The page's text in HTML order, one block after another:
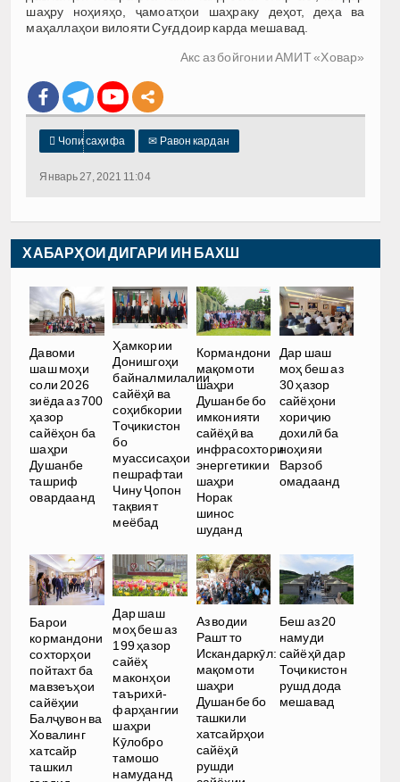
шаҳру ноҳияҳо, ҷамоатҳои шаҳраку деҳот, деҳа ва
маҳаллаҳои вилояти Суғд доир карда мешавад.
Акс аз бойгонии АМИТ «Ховар»
 Чопи саҳифа ✉ Равон кардан
Январь 27, 2021 11:04
ХАБАРҲОИ ДИГАРИ ИН БАХШ
Давоми
шаш моҳи
соли 2026
зиёда аз 700
ҳазор
сайёҳон ба
шаҳри
Душанбе
ташриф
овардаанд
Ҳамкории
Донишгоҳи
байналмилалии
сайёҳӣ ва
соҳибкории
Тоҷикистон
бо
муассисаҳои
пешрафтаи
Чину Ҷопон
тақвият
меёбад
Кормандони
мақомоти
шаҳри
Душанбе бо
имконияти
сайёҳӣ ва
инфрасохтори
энергетикии
шаҳри
Норак
шинос
шуданд
Дар шаш
моҳ беш аз
30 ҳазор
сайёҳони
хориҷию
дохилӣ ба
ноҳияи
Варзоб
омадаанд
Барои
кормандони
сохторҳои
пойтахт ба
мавзеъҳои
сайёҳии
Балҷувон ва
Ховалинг
хатсайр
ташкил
Дар шаш
моҳ беш аз
199 ҳазор
сайёҳ
маконҳои
таърихӣ-
фарҳангии
шаҳри
Кӯлобро
тамошо
намуданд
Аз водии
Рашт то
Искандаркӯл:
мақомоти
шаҳри
Душанбе бо
ташкили
хатсайрҳои
сайёҳӣ
рушди
Беш аз 20
намуди
сайёҳӣ дар
Тоҷикистон
рушд дода
мешавад